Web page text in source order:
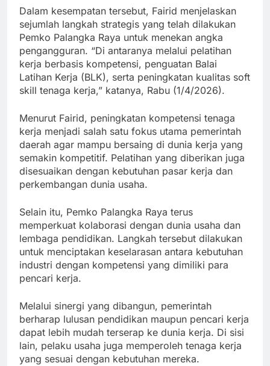
Dalam kesempatan tersebut, Fairid menjelaskan
sejumlah langkah strategis yang telah dilakukan
Pemko Palangka Raya untuk menekan angka
pengangguran. “Di antaranya melalui pelatihan
kerja berbasis kompetensi, penguatan Balai
Latihan Kerja (BLK), serta peningkatan kualitas soft
skill tenaga kerja,” katanya, Rabu (1/4/2026).
Menurut Fairid, peningkatan kompetensi tenaga
kerja menjadi salah satu fokus utama pemerintah
daerah agar mampu bersaing di dunia kerja yang
semakin kompetitif. Pelatihan yang diberikan juga
disesuaikan dengan kebutuhan pasar kerja dan
perkembangan dunia usaha.
Selain itu, Pemko Palangka Raya terus
memperkuat kolaborasi dengan dunia usaha dan
lembaga pendidikan. Langkah tersebut dilakukan
untuk menciptakan keselarasan antara kebutuhan
industri dengan kompetensi yang dimiliki para
pencari kerja.
Melalui sinergi yang dibangun, pemerintah
berharap lulusan pendidikan maupun pencari kerja
dapat lebih mudah terserap ke dunia kerja. Di sisi
lain, pelaku usaha juga memperoleh tenaga kerja
yang sesuai dengan kebutuhan mereka.